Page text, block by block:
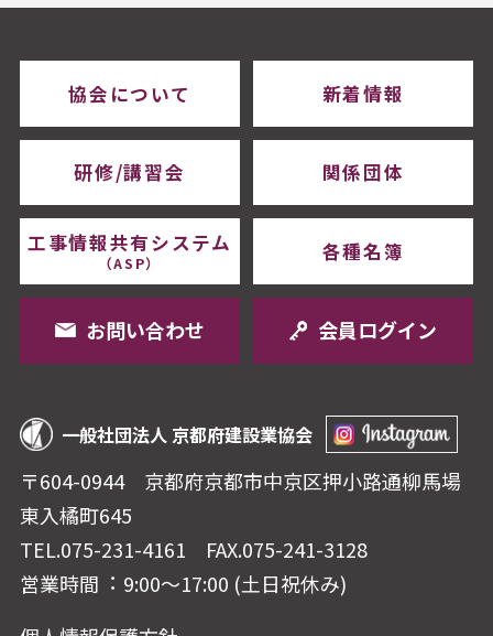
協会について 新着情報
研修/講習会 関係団体
工事情報共有システム
（ASP） 各種名簿
会員ログイン
お問い合わせ
一般社団法人 京都府建設業協会
〒604-0944 京都府京都市中京区押⼩路通柳⾺場
東⼊橘町645
TEL.075-231-4161 FAX.075-241-3128
営業時間︓ 9:00〜17:00 (⼟⽇祝休み)